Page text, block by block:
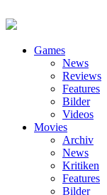
Games
News
Reviews
Features
Bilder
Videos
Movies
Archiv
News
Kritiken
Features
Bilder